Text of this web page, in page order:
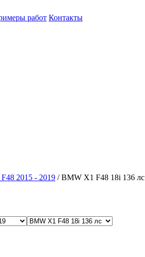
работ Контакты
2015 - 2019 / BMW X1 F48 18i 136 лс